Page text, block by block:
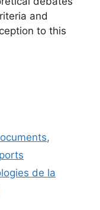
and
to this
,
de la